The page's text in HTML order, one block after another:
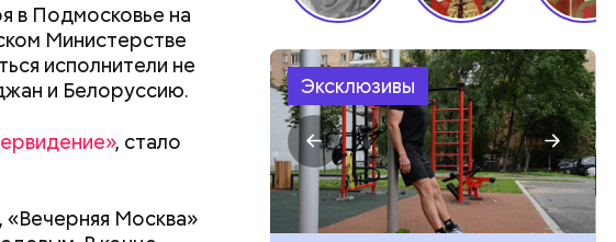
в Подмосковье на
Министерстве
исполнители не
и Белоруссию.
, стало
«Вечерняя Москва»
Эксклюзивы